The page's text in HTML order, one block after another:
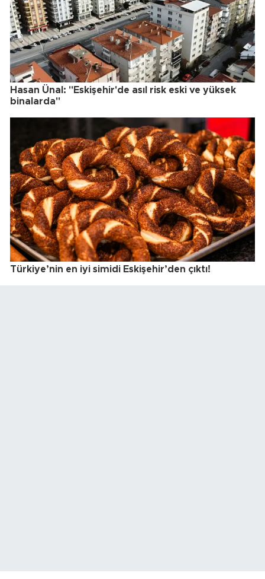
Hasan Ünal: "Eskişehir'de asıl risk eski ve yüksek
binalarda"
Türkiye’nin en iyi simidi Eskişehir’den çıktı!